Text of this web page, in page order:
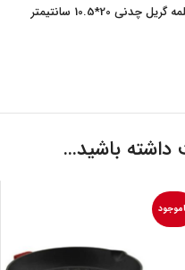
اولین کسی باشید که دیدگاهی می نویسد “قابلمه گریل چدنی 20*10.5 سانتیمتر
باشید…